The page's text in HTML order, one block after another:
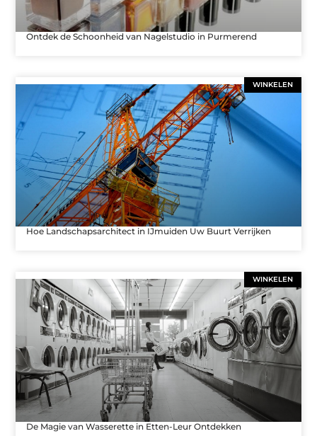
Ontdek de Schoonheid van Nagelstudio in Purmerend
WINKELEN
Hoe Landschapsarchitect in IJmuiden Uw Buurt Verrijken
WINKELEN
De Magie van Wasserette in Etten-Leur Ontdekken